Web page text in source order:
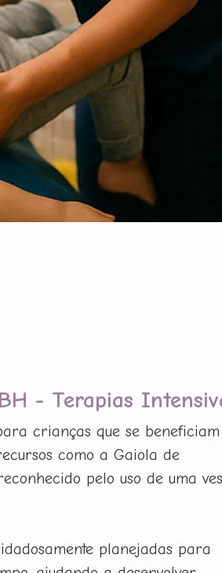
- Terapias
crianças que se beneficiam
como a Gaiola de
pelo uso de uma
planejadas para